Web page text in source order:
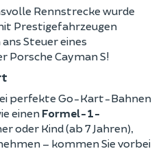
Rennstrecke wurde
Prestigefahrzeugen
Steuer eines
Porsche Cayman S!
perfekte Go-Kart-Bahnen
einen Formel-1-
oder Kind (ab 7 Jahren),
– kommen Sie vorbei